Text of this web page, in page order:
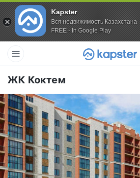
Kapster
Вся недвижимость Казахстана
FREE - In Google Play
ЖК Коктем